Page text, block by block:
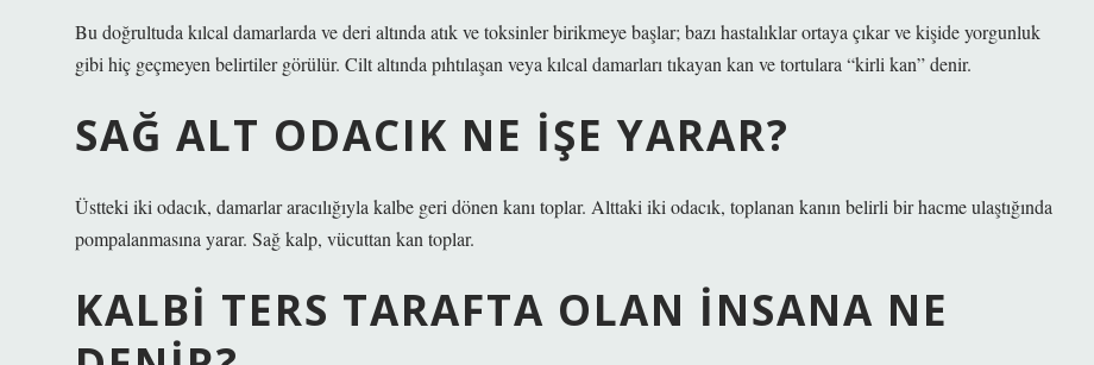
Bu doğrultuda kılcal damarlarda ve deri altında atık ve toksinler birikmeye başlar; bazı hastalıklar ortaya çıkar ve kişide yorgunluk
gibi hiç geçmeyen belirtiler görülür. Cilt altında pıhtılaşan veya kılcal damarları tıkayan kan ve tortulara “kirli kan” denir.
SAĞ ALT ODACIK NE IŞE YARAR?
Üstteki iki odacık, damarlar aracılığıyla kalbe geri dönen kanı toplar. Alttaki iki odacık, toplanan kanın belirli bir hacme ulaştığında
pompalanmasına yarar. Sağ kalp, vücuttan kan toplar.
KALBI TERS TARAFTA OLAN INSANA NE